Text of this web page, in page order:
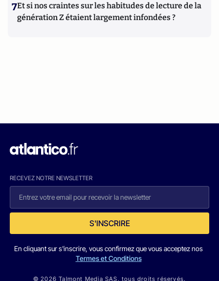
7Et si nos craintes sur les habitudes de lecture de la
génération Z étaient largement infondées ?
RECEVEZ NOTRE NEWSLETTER
S'INSCRIRE
En cliquant sur s'inscrire, vous confirmez que vous acceptez nos
Termes et Conditions
© 2026 Talmont Media SAS. tous droits réservés.